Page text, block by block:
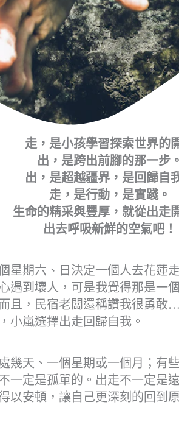
走，是小孩學習探索世界的
出，是跨出前腳的那一步。
出，是超越疆界，是回歸自
走，是行動，是實踐。
生命的精采與豐厚，就從出走
出去呼吸新鮮的空氣吧！
星期六、日決定一個人去花蓮
遇到壞人，可是我覺得那是一
且，民宿老闆還稱讚我很勇敢
小嵐選擇出走回歸自我。
幾天、一個星期或一個月；有
一定是孤單的。出走不一定是
以安頓，讓自己更深刻的回到